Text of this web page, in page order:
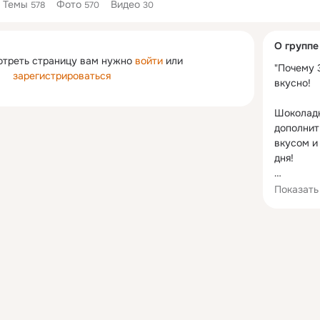
Темы 578 Фото 570 Видео 30
страницу вам нужно войти или
зарегистрироваться
колонка
О группе
"Почему
вкусно!
вкусом
дня!